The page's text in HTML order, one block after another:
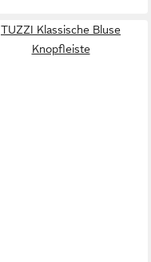
TUZZI Klassische Bluse
Knopfleiste